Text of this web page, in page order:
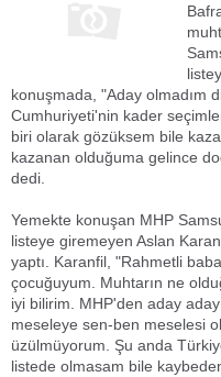
konuşmada, "Aday olmadım
Cumhuriyeti'nin kader
biri olarak gözüksem bile
kazanan olduğuma gelince
dedi.
Yemekte konuşan MHP
listeye giremeyen Aslan
yaptı. Karanfil, "Rahmetli
çocuğuyum. Muhtarın ne
iyi bilirim. MHP'den aday
meseleye sen-ben meselesi
üzülmüyorum. Şu anda
listede olmasam bile